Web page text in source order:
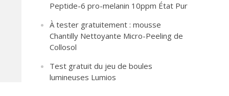
Peptide-6 pro-melanin 10ppm État Pur
À tester gratuitement : mousse
Chantilly Nettoyante Micro-Peeling de
Collosol
Test gratuit du jeu de boules
lumineuses Lumios